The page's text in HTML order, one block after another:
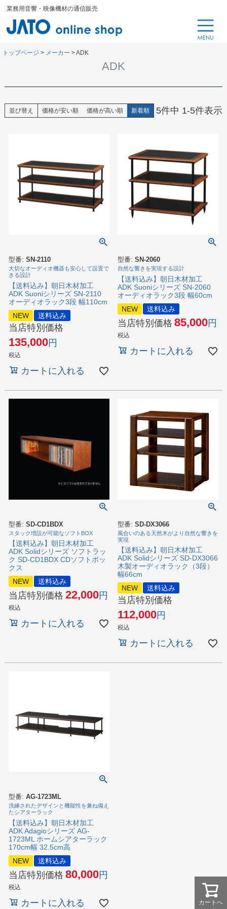
業務用音響・映像機材の通信販売
トップページ メーカー ADK
ADK
並び替え 価格が安い順 価格が高い順 新着順 5件中 1-5件表示
型番: SN-2110
大切なオーディオ機器も安心して設置で
きる設計
【送料込み】朝日木材加工
ADK Suoniシリーズ SN-2110
オーディオラック3段 幅110cm
NEW
送料込み
当店特別価格
135,000
税込
カートに入れる
型番: SN-2060
自然な響きを実現する設計
【送料込み】朝日木材加工
ADK Suoniシリーズ SN-2060
オーディオラック3段 幅60cm
NEW
送料込み
当店特別価格 85,000
税込
カートに入れる
型番: SD-CD1BDX
スタック増設が可能なソフトBOX
【送料込み】朝日木材加工
ADK Solidシリーズ ソフトラッ
ク SD-CD1BDX CDソフトボッ
クス
NEW
送料込み
当店特別価格 22,000
税込
カートに入れる
型番: SD-DX3066
風合いのある天然木がより自然な響きを
実現
【送料込み】朝日木材加工
ADK Solidシリーズ SD-DX3066
木製オーディオラック（3段）
幅66cm
NEW
送料込み
当店特別価格
112,000
税込
カートに入れる
型番: AG-1723ML
洗練されたデザインと機能性を兼ね備え
たシアターラック
【送料込み】朝日木材加工
ADK Adagioシリーズ AG-
1723ML ホームシアターラック
170cm幅 32.5cm高
NEW
送料込み
当店特別価格 80,000
税込
カートに入れる カートへ